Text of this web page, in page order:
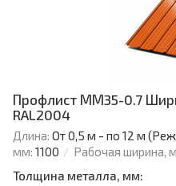
Профлист ММ35-0.7
RAL2004
Длина: От 0,5 м - по 12 м
мм: 1100 Рабочая ширина,
Толщина металла, мм: